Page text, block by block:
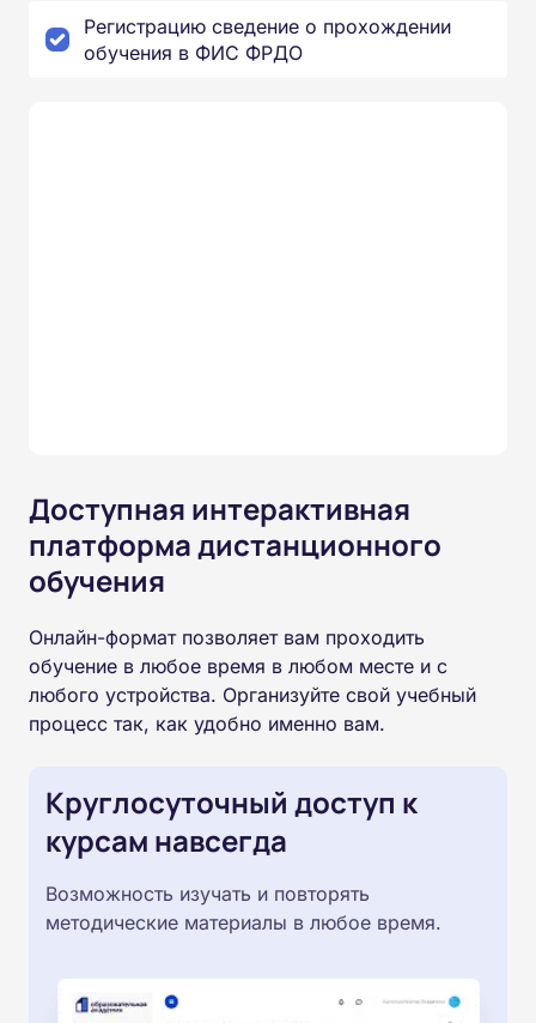
Регистрацию сведение о прохождении
обучения в ФИС ФРДО
Доступная интерактивная
платформа дистанционного
обучения
Онлайн-формат позволяет вам проходить
обучение в любое время в любом месте и с
любого устройства. Организуйте свой учебный
процесс так, как удобно именно вам.
Круглосуточный доступ к
курсам навсегда
Возможность изучать и повторять
методические материалы в любое время.